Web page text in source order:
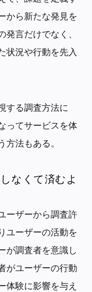
から新たな発見を
発言だけでなく、
状況や行動を先入
する調査方法に
ってサービスを体
方法もある。
なくて済むよ
ーザーから調査許
ユーザーの活動を
が調査者を意識し
がユーザーの行動
体験に影響を与え